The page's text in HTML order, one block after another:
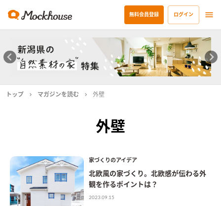
無料会員登録 ログイン
トップ マガジンを読む 外壁
外壁
家づくりのアイデア
北欧風の家づくり。北欧感が伝わる外
観を作るポイントは？
2023.09.15